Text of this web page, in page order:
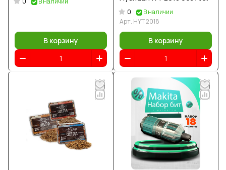
В корзину
и ЗУ
0
В наличии
Арт. HYT 2018
В корзину